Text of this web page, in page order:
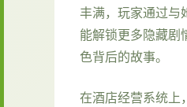
丰满，玩家通过与
能解锁更多隐藏剧
色背后的故事。
在酒店经营系统上